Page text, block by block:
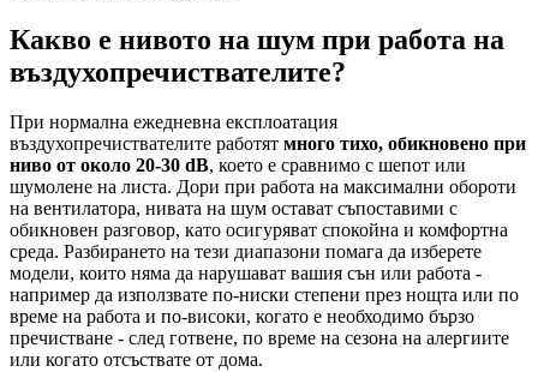
Какво е нивото на шум при работа на
въздухопречиствателите?
При нормална ежедневна експлоатация
въздухопречиствателите работят много тихо, обикновено при
ниво от около 20-30 dB, което е сравнимо с шепот или
шумолене на листа. Дори при работа на максимални обороти
на вентилатора, нивата на шум остават съпоставими с
обикновен разговор, като осигуряват спокойна и комфортна
среда. Разбирането на тези диапазони помага да изберете
модели, които няма да нарушават вашия сън или работа -
например да използвате по-ниски степени през нощта или по
време на работа и по-високи, когато е необходимо бързо
пречистване - след готвене, по време на сезона на алергиите
или когато отсъствате от дома.